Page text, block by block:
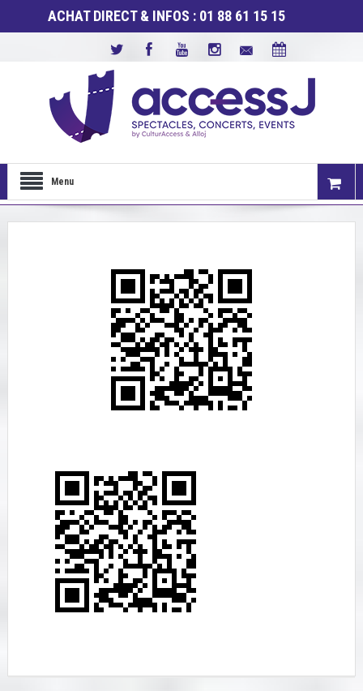
ACHAT DIRECT & INFOS : 01 88 61 15 15
Menu